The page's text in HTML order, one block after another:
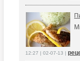
12:27 | 02-07-13 |